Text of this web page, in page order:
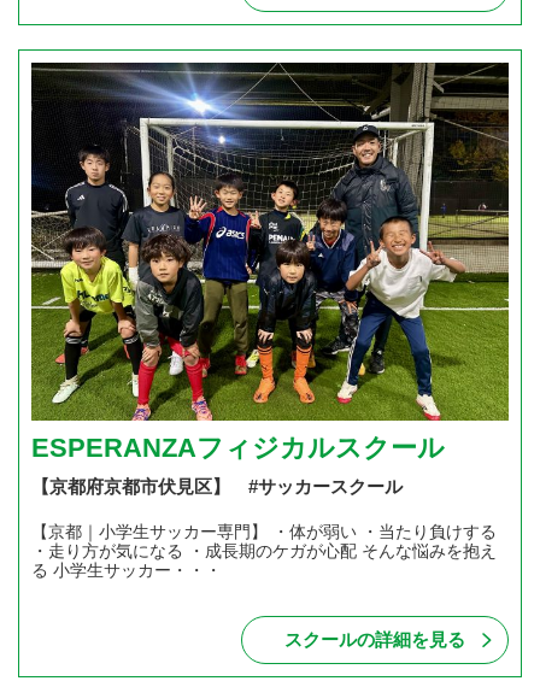
ESPERANZAフィジカルスクール
【京都府京都市伏見区】 #サッカースクール
【京都｜小学生サッカー専門】 ・体が弱い ・当たり負けする
・走り方が気になる ・成長期のケガが心配 そんな悩みを抱え
る 小学生サッカー・・・
スクールの詳細を見る